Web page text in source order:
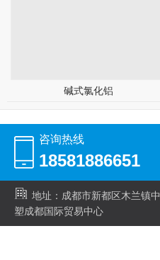
碱式氯化铝
咨询热线
18581886651
地址：成都市新都区木兰镇中
塑成都国际贸易中心